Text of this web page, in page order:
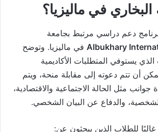
في ماليزيا؟
دعم دراسي مرتبط بجامعة
Albukhary في ماليزيا. وتوضح
يستوفي المتطلبات الأكاديمية
أن تتم دعوته إلى مقابلة منحة، ويتم
جوانب مثل الحالة الاجتماعية والاقتصادية،
والدفاع عن البيان الشخصي.
للطلاب الذين يبحثون عن: